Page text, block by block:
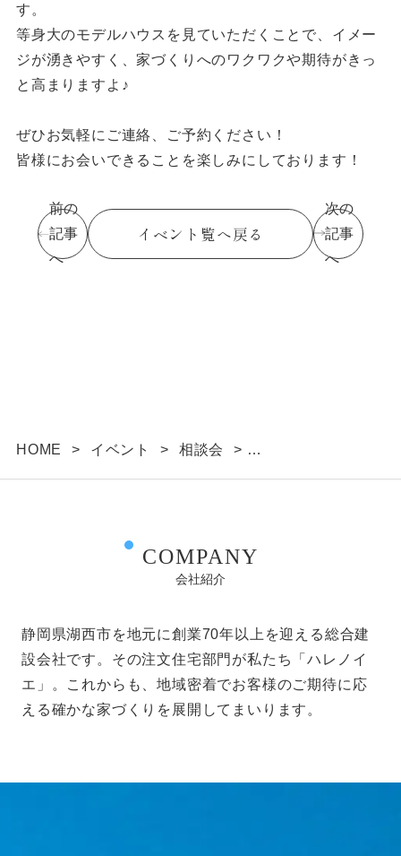
す。
等身大のモデルハウスを見ていただくことで、イメー
ジが湧きやすく、家づくりへのワクワクや期待がきっ
と高まりますよ♪
ぜひお気軽にご連絡、ご予約ください！
皆様にお会いできることを楽しみにしております！
前の
記事
へ
イベント覧へ戻る
次の
記事
へ
HOME > イベント > 相談会
>
家づくり無料相談会開催 3/26(土)27(日)
COMPANY
会社紹介
静岡県湖西市を地元に創業70年以上を迎える総合建
設会社です。その注文住宅部門が私たち「ハレノイ
エ」。これからも、地域密着でお客様のご期待に応
える確かな家づくりを展開してまいります。